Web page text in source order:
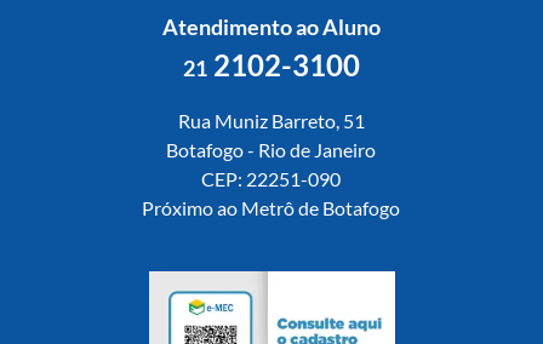
Atendimento ao Aluno
212102-3100
Rua Muniz Barreto, 51
Botafogo - Rio de Janeiro
CEP: 22251-090
Próximo ao Metrô de Botafogo